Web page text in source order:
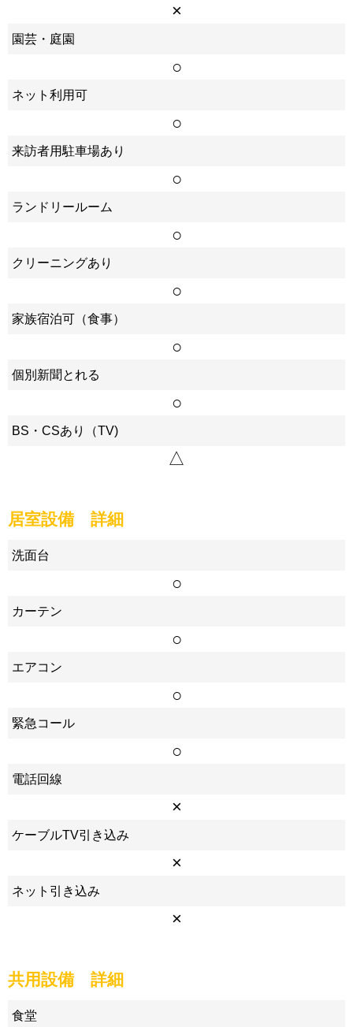
×
園芸・庭園
○
ネット利用可
○
来訪者用駐車場あり
○
ランドリールーム
○
クリーニングあり
○
家族宿泊可（食事）
○
個別新聞とれる
○
BS・CSあり（TV)
△
居室設備 詳細
洗面台
○
カーテン
○
エアコン
○
緊急コール
○
電話回線
×
ケーブルTV引き込み
×
ネット引き込み
×
共用設備 詳細
食堂